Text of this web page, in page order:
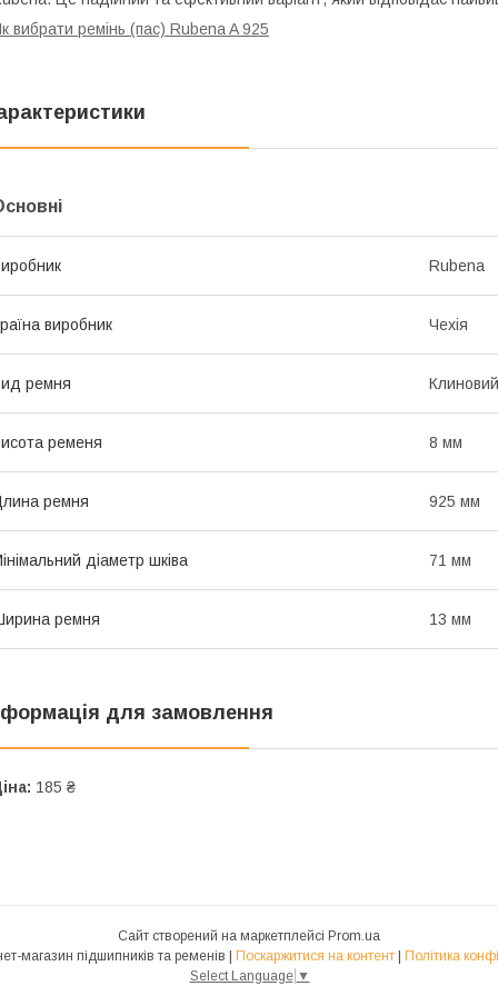
вибрати ремінь (пас) Rubena A 925
Rubena
виробник Чехія
ремня Клиновий
ременя 8 мм
ремня 925 мм
діаметр шківа 71 мм
ремня 13 мм
для замовлення
185 ₴
Сайт створений на маркетплейсі Prom.ua
NUNJ Інтернет-магазин підшипників та ременів | Поскаржитися на контент | Політика
Select Language ▼